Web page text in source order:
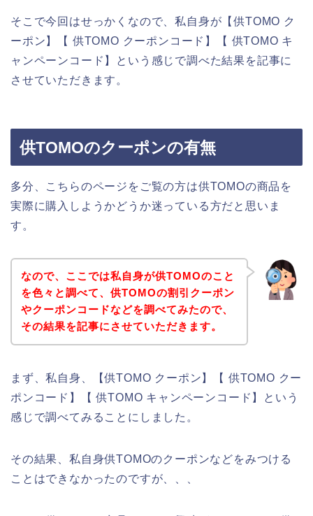
そこで今回はせっかくなので、私自身が【供TOMO ク
ーポン】【 供TOMO クーポンコード】【 供TOMO キ
ャンペーンコード】という感じで調べた結果を記事に
させていただきます。
供TOMOのクーポンの有無
多分、こちらのページをご覧の方は供TOMOの商品を
実際に購入しようかどうか迷っている方だと思いま
す。
なので、ここでは私自身が供TOMOのこと
を色々と調べて、供TOMOの割引クーポン
やクーポンコードなどを調べてみたので、
その結果を記事にさせていただきます。
まず、私自身、【供TOMO クーポン】【 供TOMO クー
ポンコード】【 供TOMO キャンペーンコード】という
感じで調べてみることにしました。
その結果、私自身供TOMOのクーポンなどをみつける
ことはできなかったのですが、、、